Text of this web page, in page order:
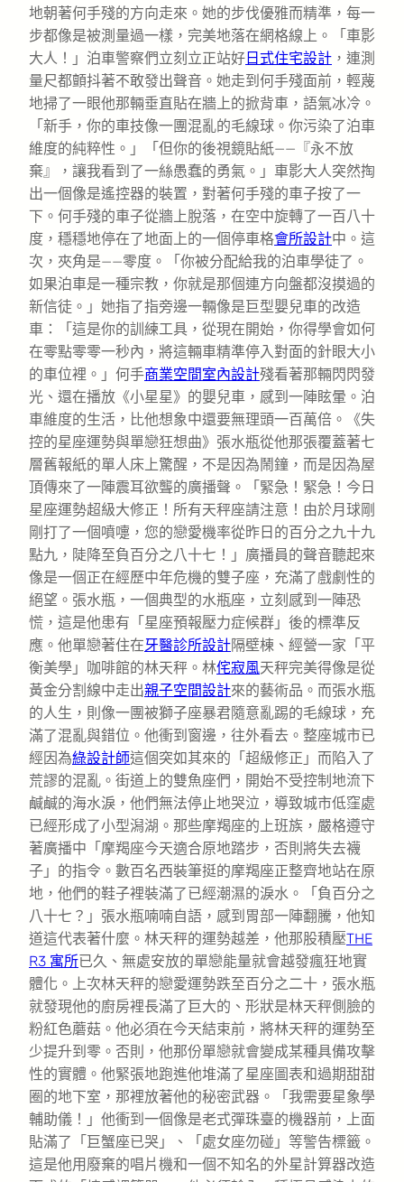
地朝著何手殘的方向走來。她的步伐優雅而精準，每一
步都像是被測量過一樣，完美地落在網格線上。「車影
大人！」泊車警察們立刻立正站好 日式住宅設計 ，連測
量尺都顫抖著不敢發出聲音。她走到何手殘面前，輕蔑
地掃了一眼他那輛垂直貼在牆上的掀背車，語氣冰冷。
「新手，你的車技像一團混亂的毛線球。你污染了泊車
維度的純粹性。」「但你的後視鏡貼紙——『永不放
棄』，讓我看到了一絲愚蠢的勇氣。」車影大人突然掏
出一個像是遙控器的裝置，對著何手殘的車子按了一
下。何手殘的車子從牆上脫落，在空中旋轉了一百八十
度，穩穩地停在了地面上的一個停車格會所設計中。這
次，夾角是——零度。「你被分配給我的泊車學徒了。
如果泊車是一種宗教，你就是那個連方向盤都沒摸過的
新信徒。」她指了指旁邊一輛像是巨型嬰兒車的改造
車：「這是你的訓練工具，從現在開始，你得學會如何
在零點零零一秒內，將這輛車精準停入對面的針眼大小
的車位裡。」何手商業空間室內設計殘看著那輛閃閃發
光、還在播放《小星星》的嬰兒車，感到一陣眩暈。泊
車維度的生活，比他想象中還要無理頭一百萬倍。《失
控的星座運勢與單戀狂想曲》張水瓶從他那張覆蓋著七
層舊報紙的單人床上驚醒，不是因為鬧鐘，而是因為屋
頂傳來了一陣震耳欲聾的廣播聲。「緊急！緊急！今日
星座運勢超級大修正！所有天秤座請注意！由於月球剛
剛打了一個噴嚏，您的戀愛機率從昨日的百分之九十九
點九，陡降至負百分之八十七！」廣播員的聲音聽起來
像是一個正在經歷中年危機的雙子座，充滿了戲劇性的
絕望。張水瓶，一個典型的水瓶座，立刻感到一陣恐
慌，這是他患有「星座預報壓力症候群」後的標準反
應。他單戀著住在牙醫診所設計隔壁棟、經營一家「平
衡美學」咖啡館的林天秤。林侘寂風天秤完美得像是從
黃金分割線中走出親子空間設計來的藝術品。而張水瓶
的人生，則像一團被獅子座暴君隨意亂踢的毛線球，充
滿了混亂與錯位。他衝到窗邊，往外看去。整座城市已
經因為綠設計師這個突如其來的「超級修正」而陷入了
荒謬的混亂。街道上的雙魚座們，開始不受控制地流下
鹹鹹的海水淚，他們無法停止地哭泣，導致城市低窪處
已經形成了小型潟湖。那些摩羯座的上班族，嚴格遵守
著廣播中「摩羯座今天適合原地踏步，否則將失去襪
子」的指令。數百名西裝筆挺的摩羯座正整齊地站在原
地，他們的鞋子裡裝滿了已經潮濕的淚水。「負百分之
八十七？」張水瓶喃喃自語，感到胃部一陣翻騰，他知
道這代表著什麼。林天秤的運勢越差，他那股積壓THE
R3 寓所已久、無處安放的單戀能量就會越發瘋狂地實
體化。上次林天秤的戀愛運勢跌至百分之二十，張水瓶
就發現他的廚房裡長滿了巨大的、形狀是林天秤側臉的
粉紅色蘑菇。他必須在今天結束前，將林天秤的運勢至
少提升到零。否則，他那份單戀就會變成某種具備攻擊
性的實體。他緊張地跑進他堆滿了星座圖表和過期甜甜
圈的地下室，那裡放著他的秘密武器。「我需要星象學
輔助儀！」他衝到一個像是老式彈珠臺的機器前，上面
貼滿了「巨蟹座已哭」、「處女座勿碰」等警告標籤。
這是他用廢棄的唱片機和一個不知名的外星計算器改造